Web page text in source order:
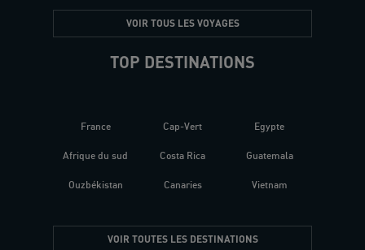
VOIR TOUS LES VOYAGES
TOP DESTINATIONS
France
Afrique du sud
Ouzbékistan
Cap-Vert
Costa Rica
Canaries
Egypte
Guatemala
Vietnam
VOIR TOUTES LES DESTINATIONS